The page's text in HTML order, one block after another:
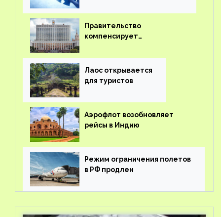
Правительство
компенсирует
вывоз россиян из-за рубежа
Лаос открывается
для туристов
Аэрофлот возобновляет
рейсы в Индию
Режим ограничения полетов
в РФ продлен